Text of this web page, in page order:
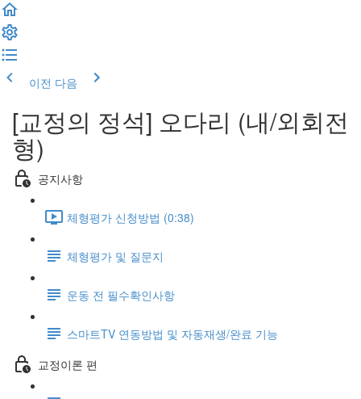
이전 다음
[교정의 정석] 오다리 (내/외회전
형)
공지사항
체형평가 신청방법 (0:38)
체형평가 및 질문지
운동 전 필수확인사항
스마트TV 연동방법 및 자동재생/완료 기능
교정이론 편